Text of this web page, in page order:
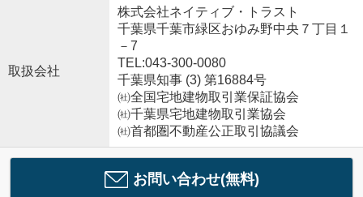
取扱会社
株式会社ネイティブ・トラスト
千葉県千葉市緑区おゆみ野中央７丁目１
－7
TEL:043-300-0080
千葉県知事 (3) 第16884号
㈳全国宅地建物取引業保証協会
㈳千葉県宅地建物取引業協会
㈳首都圏不動産公正取引協議会
お問い合わせ(無料)